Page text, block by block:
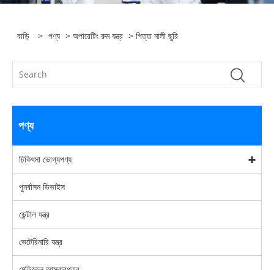
বাড়ি > পণ্য >অপারেটিং রুম যন্ত্র > পিত্ত নালী ছুরি
পণ্য
চিকিৎসা ভোগ্যপণ্য
পুনর্বাসন ডিভাইস
ডেন্টাল যন্ত্র
ভেটেরিনারি যন্ত্র